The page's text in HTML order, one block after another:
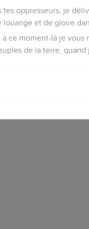
oppresseurs, je
et de gloire
ce moment-là je
de la terre,